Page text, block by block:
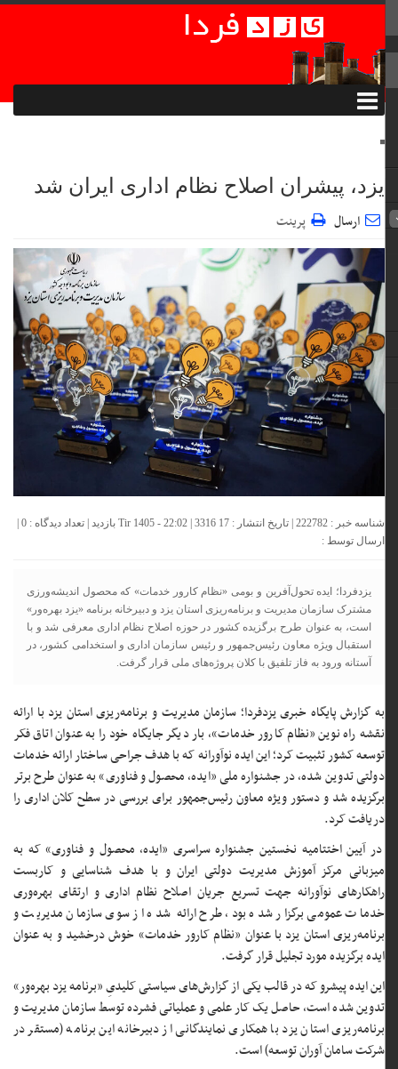
یزد، پیشران اصلاح نظام اداری ایران شد
ارسال پرینت
شناسه خبر : 222782 | تاریخ انتشار : 17 Tir 1405 - 22:02 | 3316 بازدید | تعداد دیدگاه : 0
|
ارسال توسط :
یزدفردا؛ ایده تحول‌آفرین و بومی «نظام کارور خدمات» که محصول اندیشه‌ورزی
مشترک سازمان مدیریت و برنامه‌ریزی استان یزد و دبیرخانه برنامه «یزد بهره‌ور»
است، به عنوان طرح برگزیده کشور در حوزه اصلاح نظام اداری معرفی شد و با
استقبال ویژه معاون رئیس‌جمهور و رئیس سازمان اداری و استخدامی کشور، در
آستانه ورود به فاز تلفیق با کلان‌ پروژه‌های ملی قرار گرفت.
به گزارش پایگاه خبری یزدفردا؛ سازمان مدیریت و برنامه‌ریزی استان یزد با ارائه
نقشه راه نوین «نظام کارور خدمات»، بار دیگر جایگاه خود را به عنوان اتاق فکر
توسعه کشور تثبیت کرد؛ این ایده نوآورانه که با هدف جراحی ساختار ارائه خدمات
دولتی تدوین شده، در جشنواره ملی «ایده، محصول و فناوری» به عنوان طرح برتر
برگزیده شد و دستور ویژه معاون رئیس‌جمهور برای بررسی در سطح کلان اداری را
دریافت کرد.
در آیین اختتامیه نخستین جشنواره سراسری «ایده، محصول و فناوری» که به
میزبانی مرکز آموزش مدیریت دولتی ایران و با هدف شناسایی و کاربست
راهکارهای نوآورانه جهت تسریع جریان اصلاح نظام اداری و ارتقای بهره‌وری
خدمات عمومی برگزار شده بود، طرح ارائه‌ شده از سوی سازمان مدیریت و
برنامه‌ریزی استان یزد با عنوان «نظام کارور خدمات» خوش درخشید و به عنوان
ایده برگزیده مورد تجلیل قرار گرفت.
این ایده پیشرو که در قالب یکی از گزارش‌های سیاستی کلیدیِ «برنامه یزد بهره‌ور»
تدوین شده است، حاصل یک کار علمی و عملیاتی فشرده توسط سازمان مدیریت و
برنامه‌ریزی استان یزد با همکاری نمایندگانی از دبیرخانه این برنامه (مستقر در
شرکت سامان آوران توسعه) است.